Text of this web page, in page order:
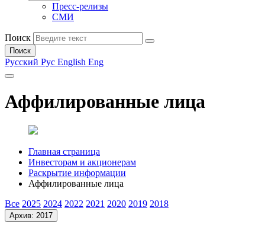
Пресс-релизы
СМИ
Поиск
Поиск
Русский Рус English Eng
Аффилированные лица
Главная страница
Инвесторам и акционерам
Раскрытие информации
Аффилированные лица
Все 2025 2024 2022 2021 2020 2019 2018
Архив: 2017